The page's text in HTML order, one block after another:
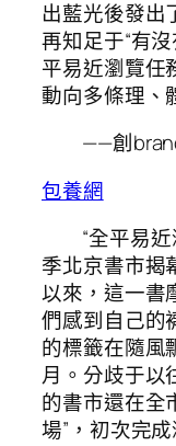
出藍光後發出
再知足于“有
平易近瀏覽任
動向多條理、
——創
包養網
“全平易
季北京書市揭
以來，這一書
們感到自己的
的標籤在隨風
月。分歧于以
的書市還在全
場”，初次完